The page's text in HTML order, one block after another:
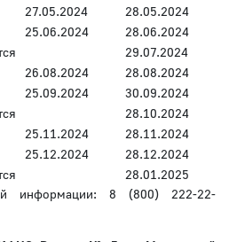
27.05.2024
28.05.2024
25.06.2024
28.06.2024
29.07.2024
26.08.2024
28.08.2024
25.09.2024
30.09.2024
28.10.2024
25.11.2024
28.11.2024
25.12.2024
28.12.2024
28.01.2025
информации: 8 (800) 222-22-